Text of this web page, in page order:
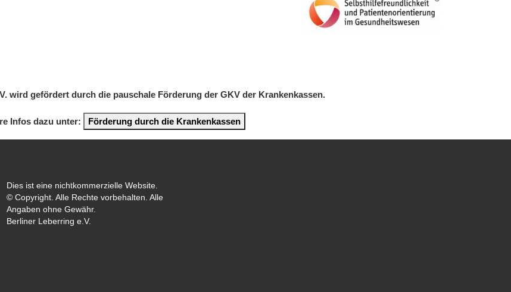
wird gefördert durch die pauschale Förderung der GKV der Krankenkassen.
Infos dazu unter: Förderung durch die Krankenkassen
Dies ist eine nichtkommerzielle Website.
© Copyright. Alle Rechte vorbehalten. Alle
Angaben ohne Gewähr.
Berliner Leberring e.V.